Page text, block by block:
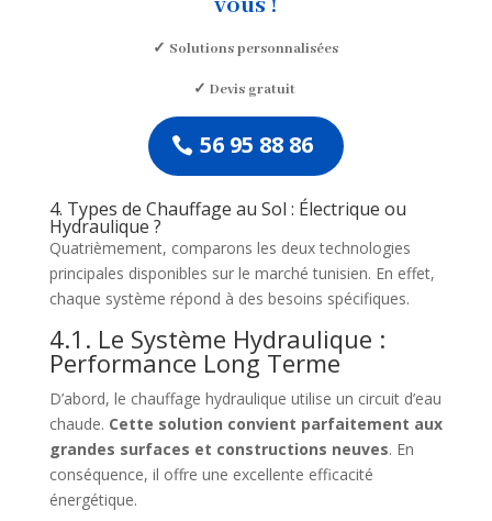
✓ Solutions personnalisées
✓ Devis gratuit
56 95 88 86
4. Types de Chauffage au Sol : Électrique ou
Hydraulique ?
Quatrièmement, comparons les deux technologies
principales disponibles sur le marché tunisien. En effet,
chaque système répond à des besoins spécifiques.
4.1. Le Système Hydraulique :
Performance Long Terme
D’abord, le chauffage hydraulique utilise un circuit d’eau
chaude. Cette solution convient parfaitement aux
grandes surfaces et constructions neuves. En
conséquence, il offre une excellente efficacité
énergétique.